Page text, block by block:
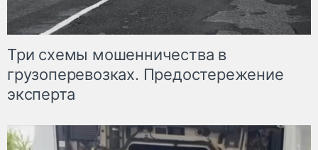
Три схемы мошенничества в
грузоперевозках. Предостережение
эксперта